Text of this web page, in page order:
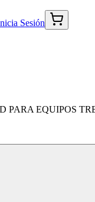
Sesión
PARA EQUIPOS